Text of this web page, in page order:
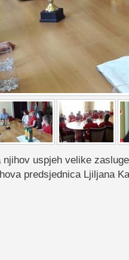
njihov uspjeh velike
predsjednica Ljiljana